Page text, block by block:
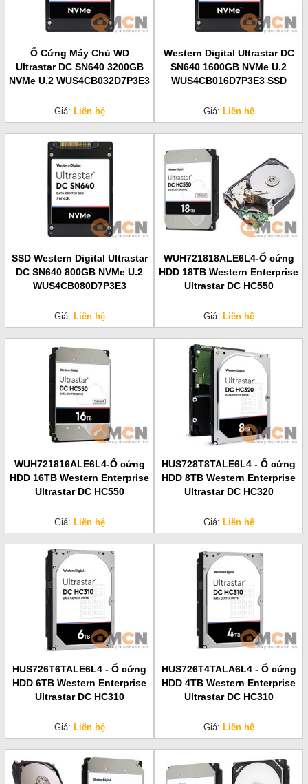
Ổ Cứng Máy Chủ WD
Ultrastar DC SN640 3200GB
NVMe U.2 WUS4CB032D7P3E3
Giá: Liên hệ
Western Digital Ultrastar DC
SN640 1600GB NVMe U.2
WUS4CB016D7P3E3 SSD
Giá: Liên hệ
SSD Western Digital Ultrastar
DC SN640 800GB NVMe U.2
WUS4CB080D7P3E3
Giá: Liên hệ
WUH721818ALE6L4-Ổ cứng
HDD 18TB Western Enterprise
Ultrastar DC HC550
Giá: Liên hệ
WUH721816ALE6L4-Ổ cứng
HDD 16TB Western Enterprise
Ultrastar DC HC550
Giá: Liên hệ
HUS728T8TALE6L4 - Ổ cứng
HDD 8TB Western Enterprise
Ultrastar DC HC320
Giá: Liên hệ
HUS726T6TALE6L4 - Ổ cứng
HDD 6TB Western Enterprise
Ultrastar DC HC310
Giá: Liên hệ
HUS726T4TALA6L4 - Ổ cứng
HDD 4TB Western Enterprise
Ultrastar DC HC310
Giá: Liên hệ